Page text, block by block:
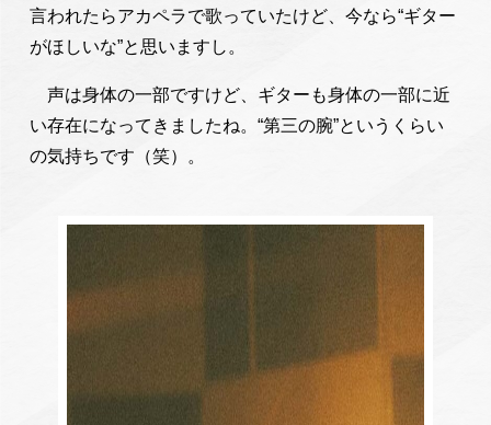
言われたらアカペラで歌っていたけど、今なら“ギター
がほしいな”と思いますし。
声は身体の一部ですけど、ギターも身体の一部に近
い存在になってきましたね。“第三の腕”というくらい
の気持ちです（笑）。